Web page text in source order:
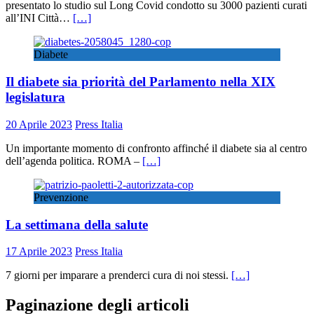
presentato lo studio sul Long Covid condotto su 3000 pazienti curati
all’INI Città… […]
Diabete
Il diabete sia priorità del Parlamento nella XIX
legislatura
20 Aprile 2023 Press Italia
Un importante momento di confronto affinché il diabete sia al centro
dell’agenda politica. ROMA – […]
Prevenzione
La settimana della salute
17 Aprile 2023 Press Italia
7 giorni per imparare a prenderci cura di noi stessi. […]
Paginazione degli articoli